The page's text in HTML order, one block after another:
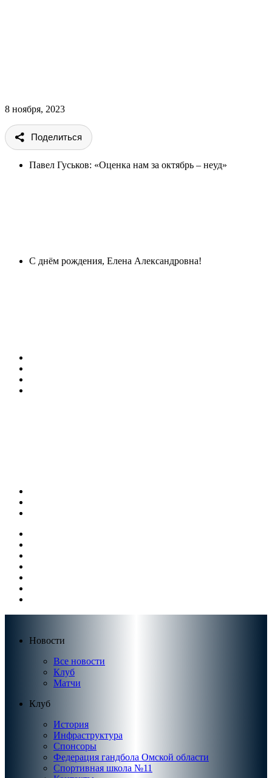
8 ноября, 2023
Поделиться
Павел Гуськов: «Оценка нам за октябрь – неуд»
С днём рождения, Елена Александровна!
Новости
Все новости
Клуб
Матчи
Клуб
История
Инфраструктура
Спонсоры
Федерация гандбола Омской области
Спортивная школа №11